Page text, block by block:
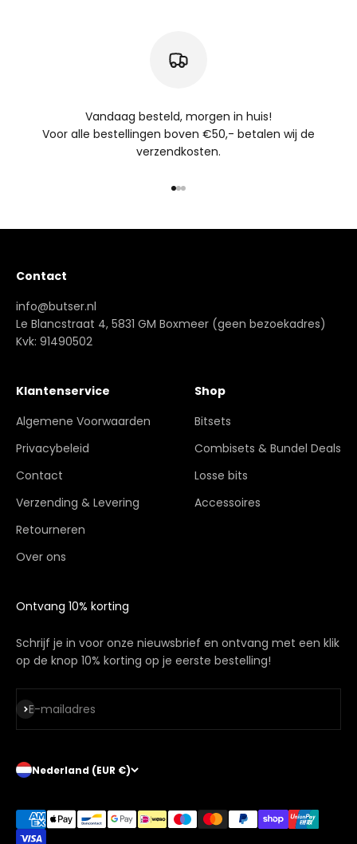
Vandaag besteld, morgen in huis!
Voor alle bestellingen boven €50,- betalen wij de
verzendkosten.
Contact
info@butser.nl
Le Blancstraat 4, 5831 GM Boxmeer (geen bezoekadres)
Kvk: 91490502
Klantenservice
Algemene Voorwaarden
Privacybeleid
Contact
Verzending & Levering
Retourneren
Over ons
Shop
Bitsets
Combisets & Bundel Deals
Losse bits
Accessoires
Ontvang 10% korting
Schrijf je in voor onze nieuwsbrief en ontvang met een klik
op de knop 10% korting op je eerste bestelling!
E-mailadres
Abonneren
Nederland (EUR €)